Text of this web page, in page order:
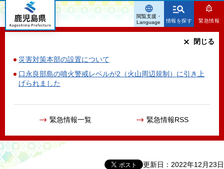
鹿児島県
情報を探す 緊急情報
災害対策本部の設置について
口永良部島の噴火警戒レベルが2（火山周辺規制）に引き上
げられました
緊急情報一覧 緊急情報RSS
閉じる
閲覧支援・
Language
更新日：2022年12月23日